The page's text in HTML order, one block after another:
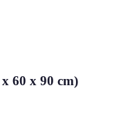
60 x 90 cm)